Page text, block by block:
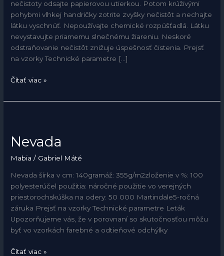
nečistoty odsajte papierovou utierkou. Potom krúživými
pohybmi vlhkej handričky zotrite zvyšky nečistôt a nechajte
látku vyschnúť. Nepoužívajte chemické rozpúšťadlá. Látku
nevystavujte priamemu slnečnému žiareniu. Neskoré
odstraňovanie nečistôt znižuje úspešnosť čistenia. Prejsť
na vzorky Technické parametre […]
Čítať viac »
Nevada
Mabia / Gabriel Máté
Nevada šírka v cm: 140gramáž: 355g/m2zloženie v %: 100
polyesterúčel použitia: náročné použitie vo verejných
priestorochskúška na odery: 50 000 Martindale5-ročná
záruka Prejsť na vzorky Technické parametre Leták
Upozorňujeme vás, že v porovnaní so skutočnosťou môžu
byť vo vzorkách farebné a odtieňové odchýlky
Čítať viac »